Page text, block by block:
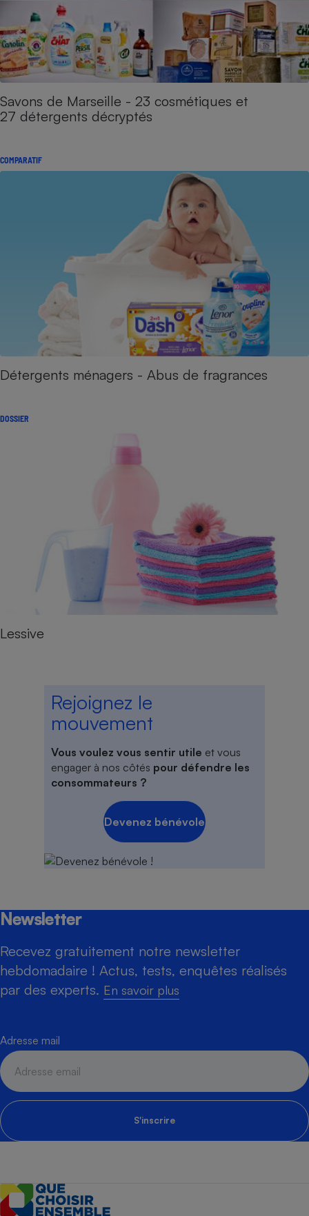
Savons de Marseille - 23 cosmétiques et
27 détergents décryptés
COMPARATIF
Détergents ménagers - Abus de fragrances
DOSSIER
Lessive
Rejoignez le
mouvement
Vous voulez vous sentir utile et vous
engager à nos côtés pour défendre les
consommateurs ?
Devenez bénévole
Newsletter
Recevez gratuitement notre newsletter
hebdomadaire ! Actus, tests, enquêtes réalisés
par des experts. En savoir plus
Adresse mail
S'inscrire